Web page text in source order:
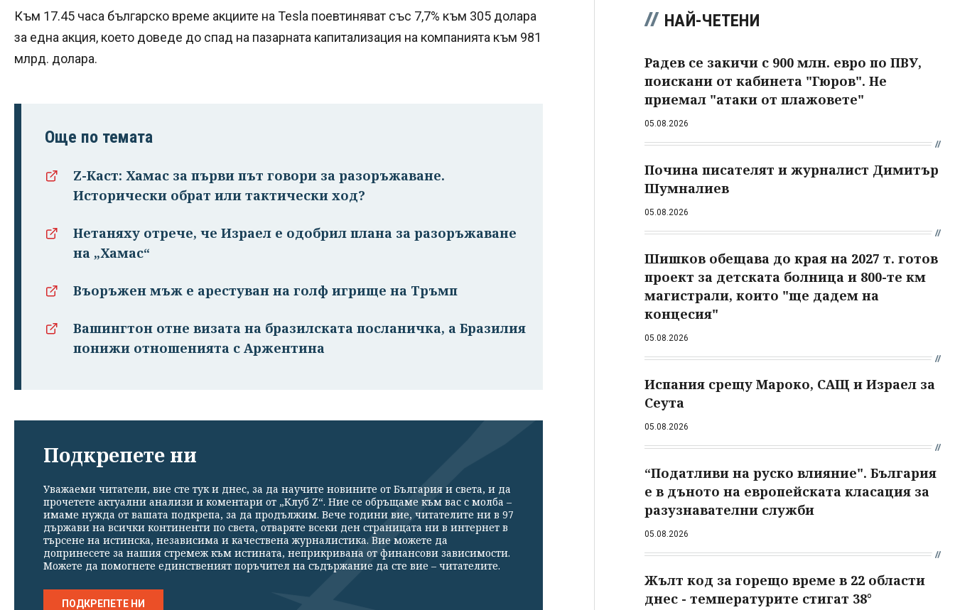
Към 17.45 часа българско време акциите на Tesla поевтиняват със 7,7% към 305 долара
за една акция, което доведе до спад на пазарната капитализация на компанията към 981
млрд. долара.
Още по темата
Z-Каст: Хамас за първи път говори за разоръжаване.
Исторически обрат или тактически ход?
Нетаняху отрече, че Израел е одобрил плана за разоръжаване
на „Хамас“
Въоръжен мъж е арестуван на голф игрище на Тръмп
Вашингтон отне визата на бразилската посланичка, а Бразилия
понижи отношенията с Аржентина
Подкрепете ни
Уважаеми читатели, вие сте тук и днес, за да научите новините от България и света, и да
прочетете актуални анализи и коментари от „Клуб Z“. Ние се обръщаме към вас с молба –
имаме нужда от вашата подкрепа, за да продължим. Вече години вие, читателите ни в 97
държави на всички континенти по света, отваряте всеки ден страницата ни в интернет в
търсене на истинска, независима и качествена журналистика. Вие можете да
допринесете за нашия стремеж към истината, неприкривана от финансови зависимости.
Можете да помогнете единственият поръчител на съдържание да сте вие – читателите.
ПОДКРЕПЕТЕ НИ
НАЙ-ЧЕТЕНИ
Радев се закичи с 900 млн. евро по ПВУ,
поискани от кабинета "Гюров". Не
приемал "атаки от плажовете"
05.08.2026
Почина писателят и журналист Димитър
Шумналиев
05.08.2026
Шишков обещава до края на 2027 т. готов
проект за детската болница и 800-те км
магистрали, които "ще дадем на
концесия"
05.08.2026
Испания срещу Мароко, САЩ и Израел за
Сеута
05.08.2026
“Податливи на руско влияние". България
е в дъното на европейската класация за
разузнавателни служби
05.08.2026
Жълт код за горещо време в 22 области
днес - температурите стигат 38°